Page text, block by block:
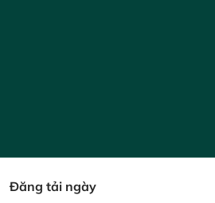
Đăng tải ngày